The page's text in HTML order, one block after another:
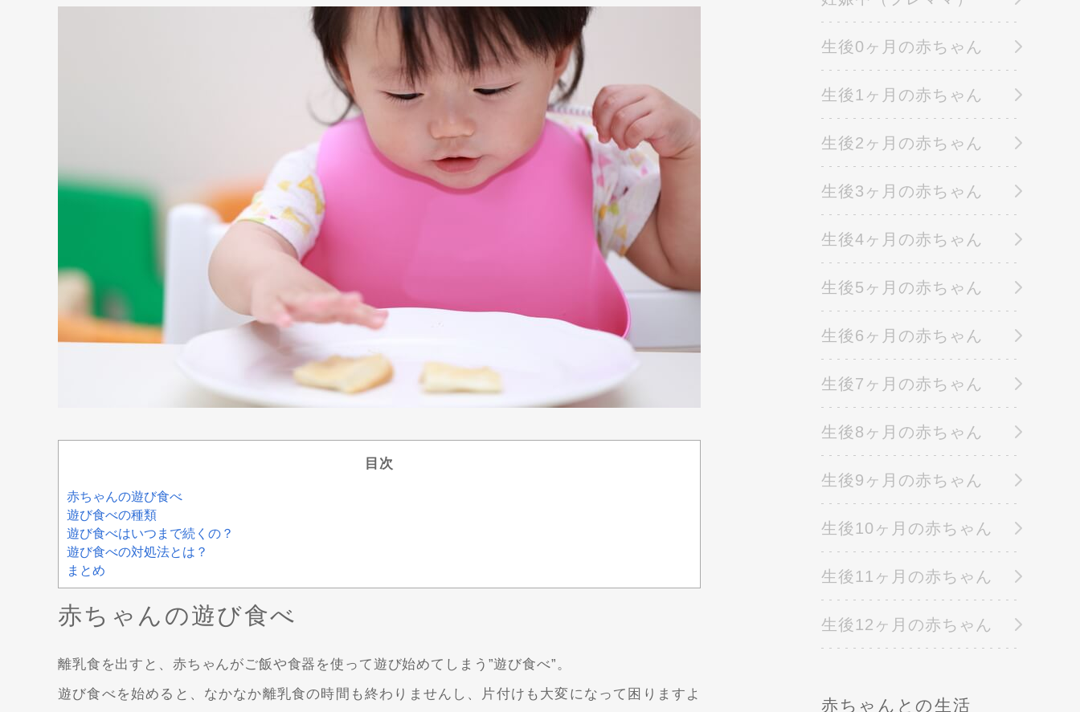
目次
赤ちゃんの遊び食べ
遊び食べの種類
遊び食べはいつまで続くの？
遊び食べの対処法とは？
まとめ
赤ちゃんの遊び食べ
離乳食を出すと、赤ちゃんがご飯や食器を使って遊び始めてしまう”遊び食べ”。
遊び食べを始めると、なかなか離乳食の時間も終わりませんし、片付けも大変になって困りますよ
生後0ヶ月の赤ちゃん
生後1ヶ月の赤ちゃん
生後2ヶ月の赤ちゃん
生後3ヶ月の赤ちゃん
生後4ヶ月の赤ちゃん
生後5ヶ月の赤ちゃん
生後6ヶ月の赤ちゃん
生後7ヶ月の赤ちゃん
生後8ヶ月の赤ちゃん
生後9ヶ月の赤ちゃん
生後10ヶ月の赤ちゃん
生後11ヶ月の赤ちゃん
生後12ヶ月の赤ちゃん
赤ちゃんとの生活